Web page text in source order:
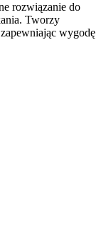
rozwiązanie do
Tworzy
wygodę